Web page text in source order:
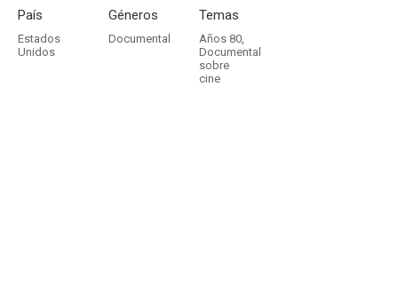
País
Estados
Unidos
Géneros
Documental
Temas
Años 80,
Documental
sobre
cine